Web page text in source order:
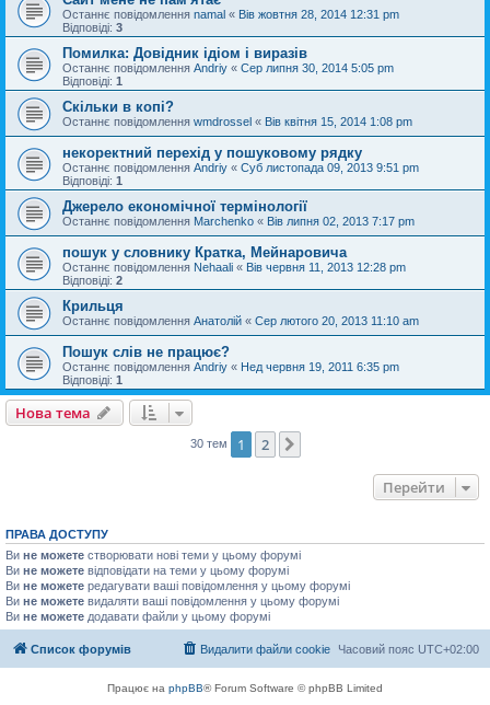
Останнє повідомлення namal « Вів жовтня 28, 2014 12:31 pm
Відповіді: 3
Помилка: Довідник ідіом і виразів
Останнє повідомлення Andriy « Сер липня 30, 2014 5:05 pm
Відповіді: 1
Скільки в копі?
Останнє повідомлення wmdrossel « Вів квітня 15, 2014 1:08 pm
некоректний перехід у пошуковому рядку
Останнє повідомлення Andriy « Суб листопада 09, 2013 9:51 pm
Відповіді: 1
Джерело економічної термінології
Останнє повідомлення Marchenko « Вів липня 02, 2013 7:17 pm
пошук у словнику Кратка, Мейнаровича
Останнє повідомлення Nehaali « Вів червня 11, 2013 12:28 pm
Відповіді: 2
Крильця
Останнє повідомлення Анатолій « Сер лютого 20, 2013 11:10 am
Пошук слів не працює?
Останнє повідомлення Andriy « Нед червня 19, 2011 6:35 pm
Відповіді: 1
Нова тема
30 тем 1 2
Перейти
ПРАВА ДОСТУПУ
Ви не можете створювати нові теми у цьому форумі
Ви не можете відповідати на теми у цьому форумі
Ви не можете редагувати ваші повідомлення у цьому форумі
Ви не можете видаляти ваші повідомлення у цьому форумі
Ви не можете додавати файли у цьому форумі
Список форумів Часовий пояс UTC+02:00
Видалити файли cookie
Працює на phpBB® Forum Software © phpBB Limited